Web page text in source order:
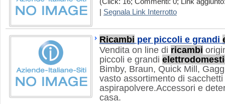
Segnala Link Interrotto
Ricambi per piccoli e grandi
Vendita on line di ricambi
piccoli e grandi
Bimby, Braun, Quick Mill,
vasto assortimento di sacchetti
aspirapolvere.Accessori e
casa.